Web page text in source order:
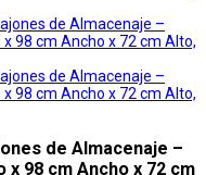
de Almacenaje –
x 98 cm Ancho x 72 cm